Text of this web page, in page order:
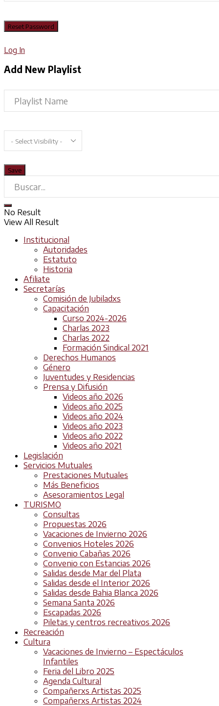
Log In
Add New Playlist
No Result
View All Result
Institucional
Autoridades
Estatuto
Historia
Afiliate
Secretarías
Comisión de Jubiladxs
Capacitación
Curso 2024-2026
Charlas 2023
Charlas 2022
Formación Sindical 2021
Derechos Humanos
Género
Juventudes y Residencias
Prensa y Difusión
Videos año 2026
Videos año 2025
Videos año 2024
Videos año 2023
Videos año 2022
Videos año 2021
Legislación
Servicios Mutuales
Prestaciones Mutuales
Más Beneficios
Asesoramientos Legal
TURISMO
Consultas
Propuestas 2026
Vacaciones de Invierno 2026
Convenios Hoteles 2026
Convenio Cabañas 2026
Convenio con Estancias 2026
Salidas desde Mar del Plata
Salidas desde el Interior 2026
Salidas desde Bahia Blanca 2026
Semana Santa 2026
Escapadas 2026
Piletas y centros recreativos 2026
Recreación
Cultura
Vacaciones de Invierno – Espectáculos
Infantiles
Feria del Libro 2025
Agenda Cultural
Compañerxs Artistas 2025
Compañerxs Artistas 2024